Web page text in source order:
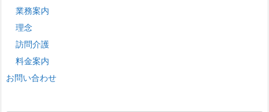
業務案内
理念
訪問介護
料金案内
お問い合わせ